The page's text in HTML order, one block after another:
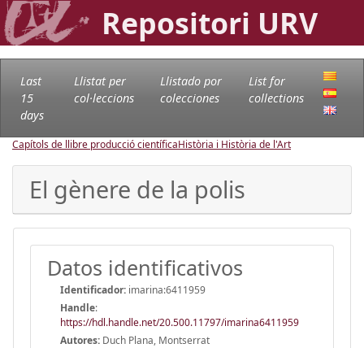
Repositori URV
Last
15
days
Llistat per
col·leccions
Llistado por
colecciones
List for
collections
Capítols de llibre producció científicaHistòria i Història de l'Art
El gènere de la polis
Datos identificativos
Identificador: imarina:6411959
Handle:
https://hdl.handle.net/20.500.11797/imarina6411959
Autores: Duch Plana, Montserrat